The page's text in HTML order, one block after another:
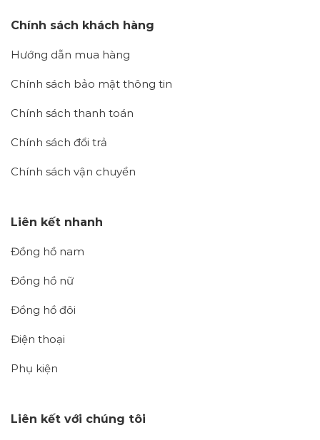
Chính sách khách hàng
Hướng dẫn mua hàng
Chính sách bảo mật thông tin
Chính sách thanh toán
Chính sách đổi trả
Chính sách vận chuyển
Liên kết nhanh
Đồng hồ nam
Đồng hồ nữ
Đồng hồ đôi
Điện thoại
Phụ kiện
Liên kết với chúng tôi